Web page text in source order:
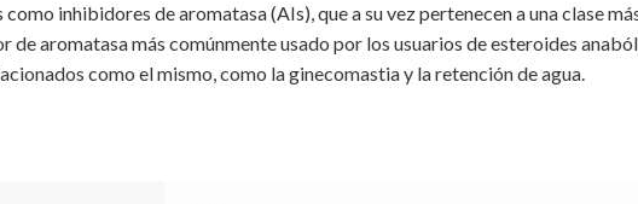
inhibidores de aromatasa (AIs), que a su vez pertenecen a una clase
aromatasa más comúnmente usado por los usuarios de esteroides
como el mismo, como la ginecomastia y la retención de agua.